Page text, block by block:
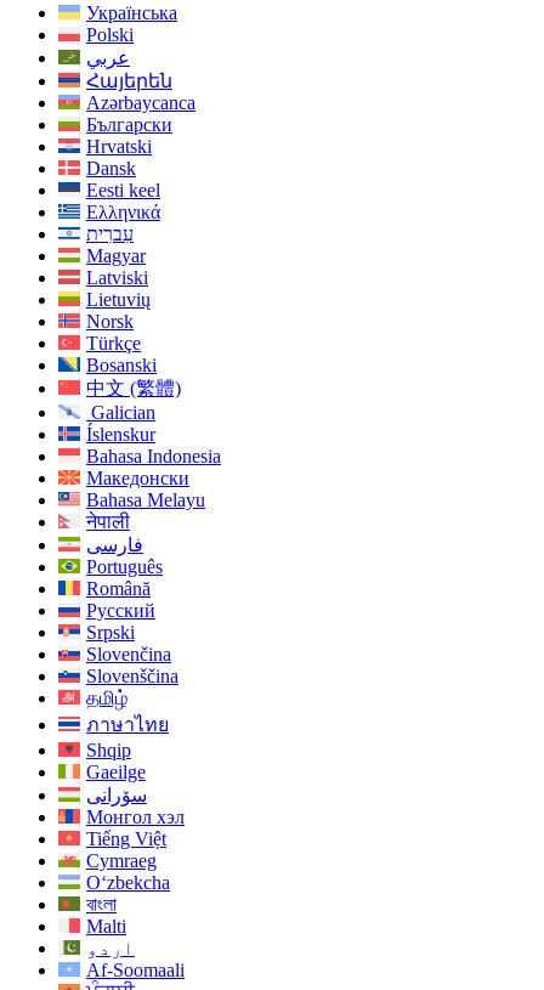
Українська
Polski
عربي
Հայերեն
Azərbaycanca
Български
Hrvatski
Dansk
Eesti keel
Ελληνικά
עִברִית
Magyar
Latviski
Lietuvių
Norsk
Türkçe
Bosanski
中文 (繁體)
Galician
Íslenskur
Bahasa Indonesia
Македонски
Bahasa Melayu
नेपाली
فارسی
Português
Română
Русский
Srpski
Slovenčina
Slovenščina
தமிழ்
ภาษาไทย
Shqip
Gaeilge
سۆرانی
Монгол хэл
Tiếng Việt
Cymraeg
O‘zbekcha
বাংলা
Malti
اردو
Af-Soomaali